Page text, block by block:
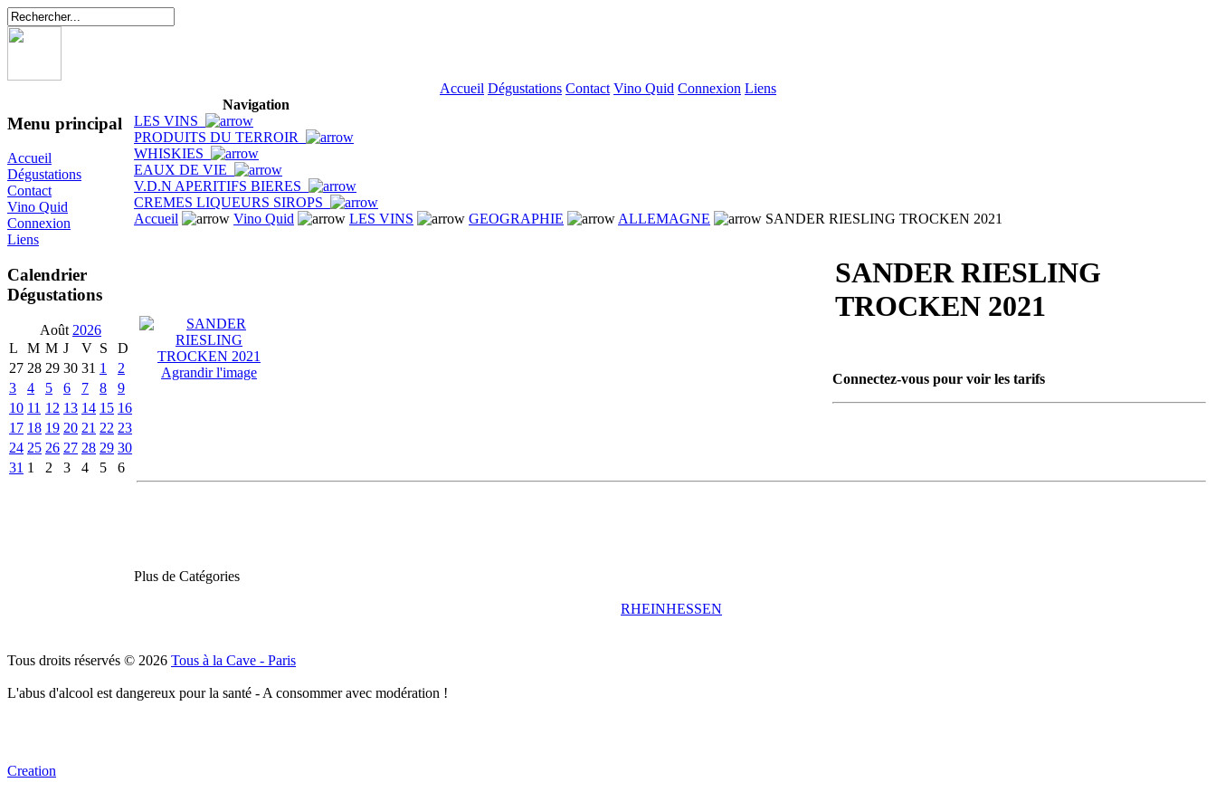
Accueil Dégustations Contact Vino Quid Connexion Liens
Menu principal
Accueil
Dégustations
Contact
Vino Quid
Connexion
Liens
Calendrier
Dégustations
Août 2026
L
M M J V S
D
27 28 29 30 31 1
2
3
4 5 6 7 8
9
10 11 12 13 14 15 16
17 18 19 20 21 22 23
24 25 26 27 28 29 30
31 1 2 3 4 5 6
Navigation
LES VINS
PRODUITS DU TERROIR
WHISKIES
EAUX DE VIE
V.D.N APERITIFS BIERES
CREMES LIQUEURS SIROPS
Accueil
Vino Quid LES VINS GEOGRAPHIE ALLEMAGNE SANDER RIESLING TROCKEN 2021
Agrandir l'image
SANDER RIESLING
TROCKEN 2021
Connectez-vous pour voir les tarifs
Plus de Catégories
RHEINHESSEN
Tous droits réservés © 2026 Tous à la Cave - Paris
L'abus d'alcool est dangereux pour la santé - A consommer avec modération !
Creation